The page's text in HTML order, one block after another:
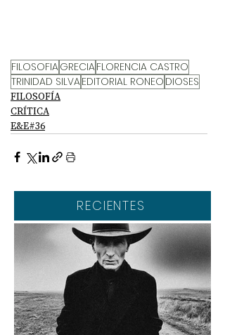
FILOSOFIAGRECIAFLORENCIA CASTRO
TRINIDAD SILVAEDITORIAL RONEO DIOSES
FILOSOFÍA
CRÍTICA
E&E#36
RECIENTES